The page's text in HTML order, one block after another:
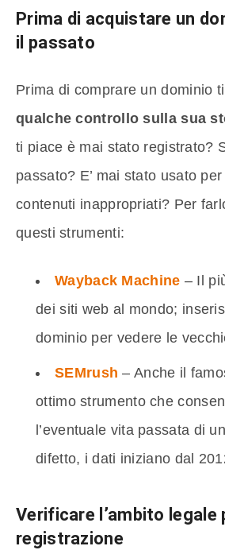
Prima di acquistare un
il passato
Prima di comprare un dominio
qualche controllo sulla sua
ti piace è mai stato registrato?
passato? E’ mai stato usato
contenuti inappropriati? Per
questi strumenti:
Wayback Machine – Il
dei siti web al mondo;
dominio per vedere le
SEMrush – Anche il
ottimo strumento che
l’eventuale vita passata di
difetto, i dati iniziano dal
Verificare l’ambito legale
registrazione